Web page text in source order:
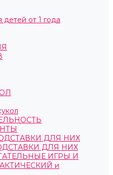
от 1 года
ДЛЯ НИХ
ДЛЯ НИХ
ИГРЫ И
и